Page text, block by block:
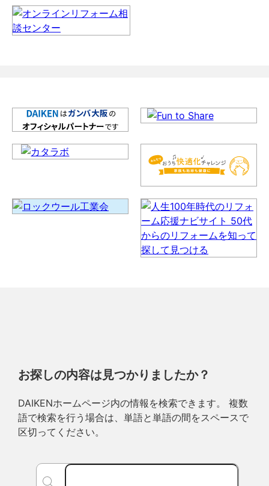
お探しの内容は見つかりましたか？
DAIKENホームページ内の情報を検索できます。 複数
語で検索を行う場合は、単語と単語の間をスペースで
区切ってください。